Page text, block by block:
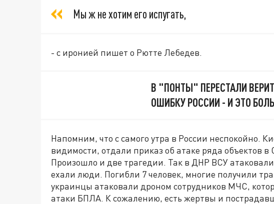
Мы ж не хотим его испугать,
- с иронией пишет о Рютте Лебедев.
В "ПОНТЫ" ПЕРЕСТАЛИ
ОШИБКУ РОССИИ - И ЭТО
Напомним, что с самого утра в России неспокойно.
видимости, отдали приказ об атаке ряда объектов в
Произошло и две трагедии. Так в ДНР ВСУ
ехали люди. Погибли 7 человек, многие получили
украинцы атаковали дроном сотрудников МЧС,
атаки БПЛА. К сожалению, есть жертвы и